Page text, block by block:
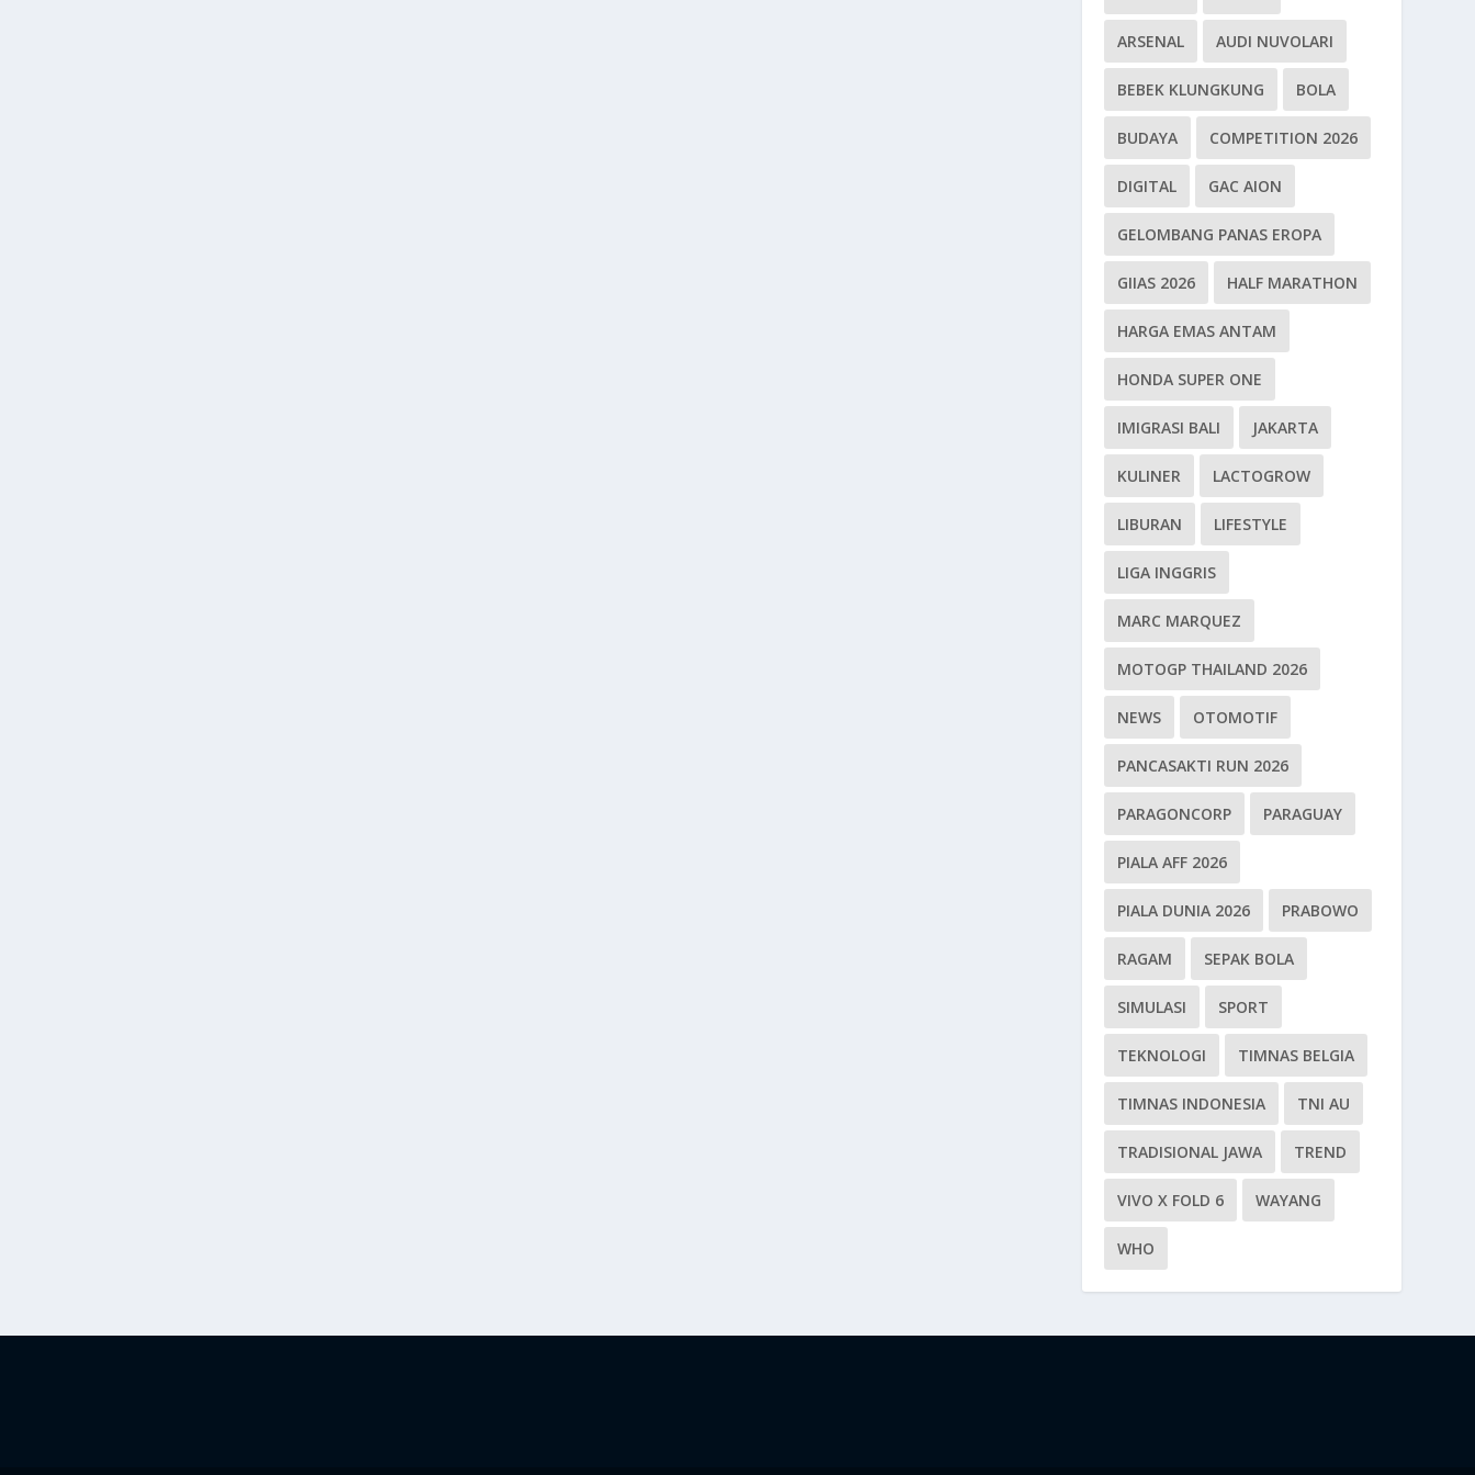
ARSENAL AUDI NUVOLARI
BEBEK KLUNGKUNG BOLA
BUDAYA COMPETITION 2026
DIGITAL GAC AION
GELOMBANG PANAS EROPA
GIIAS 2026 HALF MARATHON
HARGA EMAS ANTAM
HONDA SUPER ONE
IMIGRASI BALI JAKARTA
KULINER LACTOGROW
LIBURAN LIFESTYLE
LIGA INGGRIS
MARC MARQUEZ
MOTOGP THAILAND 2026
NEWS OTOMOTIF
PANCASAKTI RUN 2026
PARAGONCORP PARAGUAY
PIALA AFF 2026
PIALA DUNIA 2026 PRABOWO
RAGAM SEPAK BOLA
SIMULASI SPORT
TEKNOLOGI TIMNAS BELGIA
TIMNAS INDONESIA TNI AU
TRADISIONAL JAWA TREND
VIVO X FOLD 6 WAYANG
WHO